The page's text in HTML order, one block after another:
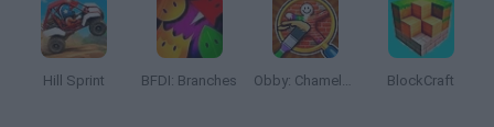
Hill Sprint BFDI: Branches Obby: Chameleon: Paint & Hide BlockCraft